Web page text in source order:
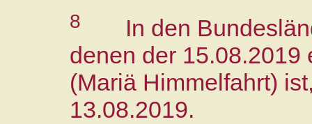
8 In den
denen der 15.08.2019
(Mariä Himmelfahrt)
13.08.2019.